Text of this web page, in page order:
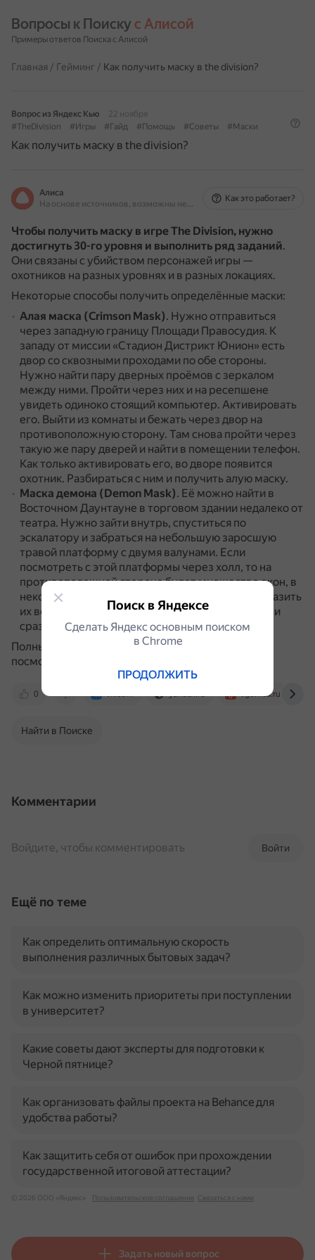
Вопросы к Поиску с Алисой
Примеры ответов Поиска с Алисой
Главная / Гейминг / Как получить маску в the division?
Вопрос из Яндекс Кью
22 ноября
#TheDivision
#Игры #Гайд #Помощь #Советы #Маски
Как получить маску в the division?
Алиса
На основе источников, возможны неточности
Как это работает?
Чтобы получить маску в игре The Division, нужно
достигнуть 30-го уровня и выполнить ряд заданий.
Они связаны с убийством персонажей игры —
охотников на разных уровнях и в разных локациях.
Некоторые способы получить определённые маски:
Алая маска (Crimson Mask). Нужно отправиться
через западную границу Площади Правосудия. К
западу от миссии «Стадион Дистрикт Юнион» есть
двор со сквозными проходами по обе стороны.
Нужно найти пару дверных проёмов с зеркалом
между ними. Пройти через них и на ресепшене
увидеть одиноко стоящий компьютер. Активировать
его. Выйти из комнаты и бежать через двор на
противоположную сторону. Там снова пройти через
такую же пару дверей и найти в помещении телефон.
Как только активировать его, во дворе появится
охотник. Разбираться с ним и получить алую маску.
Маска демона (Demon Mask). Её можно найти в
Восточном Даунтауне в торговом здании недалеко от
театра. Нужно зайти внутрь, спуститься по
эскалатору и забраться на небольшую заросшую
травой платформу с двумя валунами. Если
посмотреть с этой платформы через холл, то на
противоположной стороне будет множество окон, в
некоторых из которых размещены мишени.
Поразить
их всех по очереди сверху вниз (слева направо) и
сразиться с ещё одним охотником.
Полный список масок и как их получить можно
посмотреть на сайте steam.com.
0 vk.com yandex.ru vgtimes.ru
Найти в Поиске
Комментарии
Войти
Войдите, чтобы комментировать
Ещё по теме
Как определить оптимальную скорость
выполнения различных бытовых задач?
Как можно изменить приоритеты при поступлении
в университет?
Какие советы дают эксперты для подготовки к
Черной пятнице?
Как организовать файлы проекта на Behance для
удобства работы?
Как защитить себя от ошибок при прохождении
государственной итоговой аттестации?
© 2026 ООО «Яндекс» Пользовательское соглашение Связаться с нами
Задать новый вопрос
Поиск в Яндексе
Сделать Яндекс основным поиском
в Сhrome
ПРОДОЛЖИТЬ